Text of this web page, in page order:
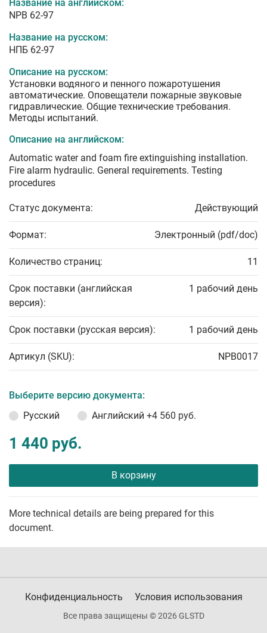
Название на английском:
NPB 62-97
Название на русском:
НПБ 62-97
Описание на русском:
Установки водяного и пенного пожаротушения
автоматические. Оповещатели пожарные звуковые
гидравлические. Общие технические требования.
Методы испытаний.
Описание на английском:
Automatic water and foam fire extinguishing installation.
Fire alarm hydraulic. General requirements. Testing
procedures
Статус документа: Действующий
Формат: Электронный (pdf/doc)
Количество страниц: 11
Срок поставки (английская
версия):
1 рабочий день
Срок поставки (русская версия): 1 рабочий день
Артикул (SKU): NPB0017
Выберите версию документа:
Русский
Английский +4 560 руб.
1 440 руб.
В корзину
More technical details are being prepared for this
document.
Конфиденциальность Условия использования
Все права защищены © 2026 GLSTD